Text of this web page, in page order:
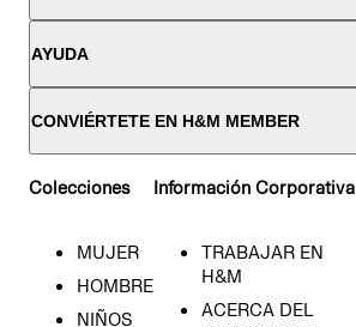
AYUDA
CONVIÉRTETE EN H&M MEMBER
Colecciones
MUJER
HOMBRE
NIÑOS
Información Corporativa
TRABAJAR EN
H&M
ACERCA DEL